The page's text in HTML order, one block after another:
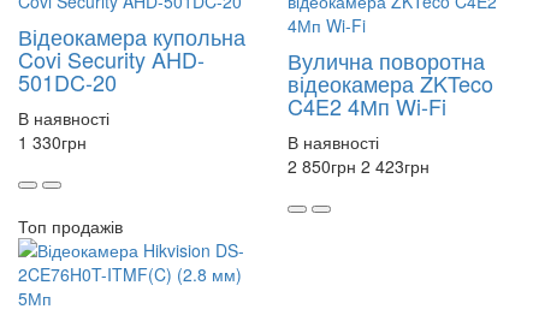
Відеокамера купольна
Covi Security AHD-
501DC-20
В наявності
1 330грн
Вулична поворотна
відеокамера ZKTeco
C4E2 4Мп Wi-Fi
В наявності
2 850грн 2 423грн
Топ продажів